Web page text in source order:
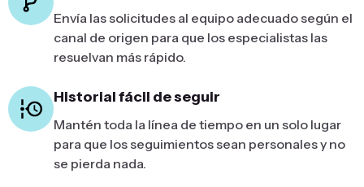
Envía las solicitudes al equipo adecuado según el
canal de origen para que los especialistas las
resuelvan más rápido.
Historial fácil de seguir
Mantén toda la línea de tiempo en un solo lugar
para que los seguimientos sean personales y no
se pierda nada.